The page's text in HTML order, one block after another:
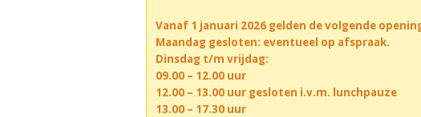
Vanaf 1 januari 2026 gelden de volgende
Maandag gesloten: eventueel op afspraak.
Dinsdag t/m vrijdag:
09.00 – 12.00 uur
12.00 – 13.00 uur gesloten i.v.m. lunchpauze
13.00 – 17.30 uur